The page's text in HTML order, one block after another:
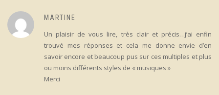
MARTINE
Un plaisir de vous lire, très clair et précis…j’ai enfin
trouvé mes réponses et cela me donne envie d’en
savoir encore et beaucoup pus sur ces multiples et plus
ou moins différents styles de « musiques »
Merci